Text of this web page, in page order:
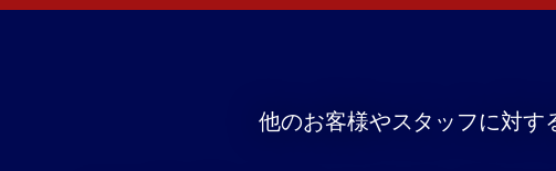
他のお客様やスタッフに対す